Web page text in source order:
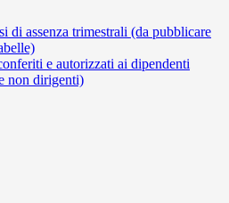
di assenza trimestrali (da pubblicare
e autorizzati ai dipendenti
non dirigenti)